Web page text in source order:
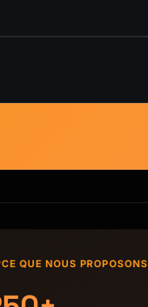
CE QUE NOUS PROPOSONS